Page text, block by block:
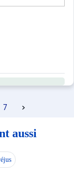
7
aussi